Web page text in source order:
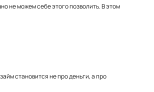
не можем себе этого позволить. В этом
становится не про деньги, а про